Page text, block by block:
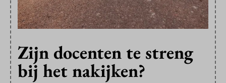
Zijn docenten te streng
bij het nakijken?